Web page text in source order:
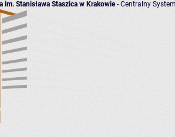
Stanisława Staszica w Krakowie- Centralny